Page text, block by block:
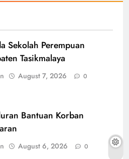
Sekolah Perempuan
Tasikmalaya
August 7, 2026 0
Bantuan Korban
August 6, 2026 0